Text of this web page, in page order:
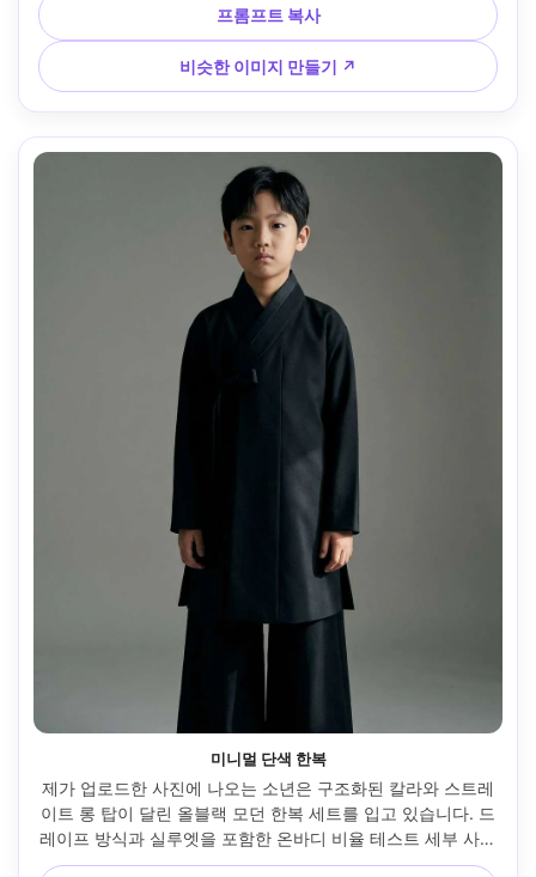
35mm, 3/4 신체 구성, 쾌활한 분위기, 사실적인 피부 모공, 산
뜻한 섬유 디테일, 고해상도, 프레임에 자연스럽게 걸린 의복,
부드러운 영화 조명 --ar 4:5
프롬프트 복사
비슷한 이미지 만들기 ↗
미니멀 단색 한복
제가 업로드한 사진에 나오는 소년은 구조화된 칼라와 스트레
이트 롱 탑이 달린 올블랙 모던 한복 세트를 입고 있습니다. 드
레이프 방식과 실루엣을 포함한 온바디 비율 테스트 세부 사항
을 강조합니다. 미니멀리스트 스튜디오 배경, 소프트박스 키